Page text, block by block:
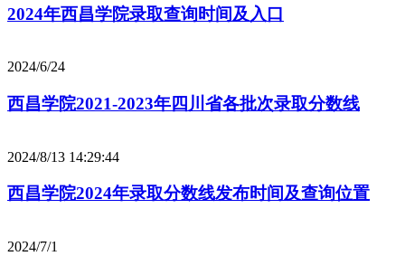
2024年西昌学院录取查询时间及入口
2024/6/24
西昌学院2021-2023年四川省各批次录取分数线
2024/8/13 14:29:44
西昌学院2024年录取分数线发布时间及查询位置
2024/7/1